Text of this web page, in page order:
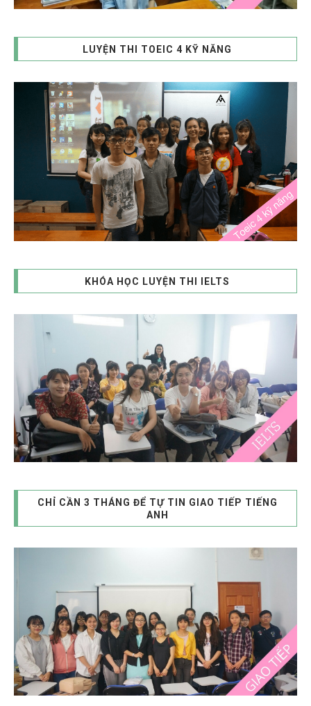
LUYỆN THI TOEIC 4 KỸ NĂNG
KHÓA HỌC LUYỆN THI IELTS
CHỈ CẦN 3 THÁNG ĐỂ TỰ TIN GIAO TIẾP TIẾNG
ANH